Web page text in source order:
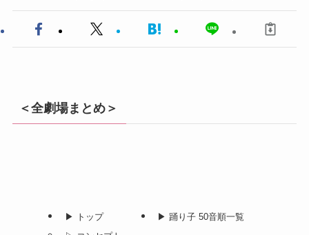
＜全劇場まとめ＞
▶︎ トップ
▶︎ 踊り子 50音順一覧